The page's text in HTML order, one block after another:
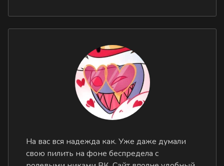
На вас вся надежда как. Уже даже думали
свою пилить на фоне беспредела с